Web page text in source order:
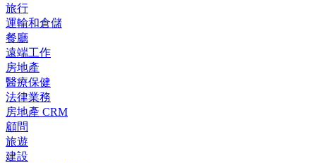
旅行
運輸和倉儲
餐廳
遠端工作
房地產
醫療保健
法律業務
房地產 CRM
顧問
旅遊
建設